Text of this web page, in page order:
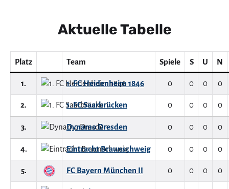
Aktuelle Tabelle
Platz Team Spiele S U N
1. 1. FC Heidenheim 1846 0 0 0 0
2. 1. FC Saarbrücken 0 0 0 0
3. Dynamo Dresden 0 0 0 0
4. Eintracht Braunschweig 0 0 0 0
5. FC Bayern München II 0 0 0 0